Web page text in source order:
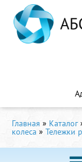
Главная » Каталог
колеса » Тележки